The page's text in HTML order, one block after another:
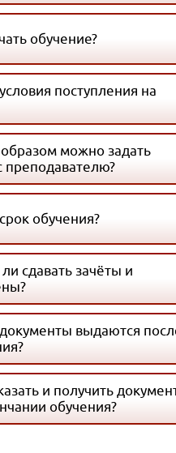
обучение?
поступления на
можно задать
преподавателю?
обучения?
сдавать зачёты и
выдаются
и получить
обучения?